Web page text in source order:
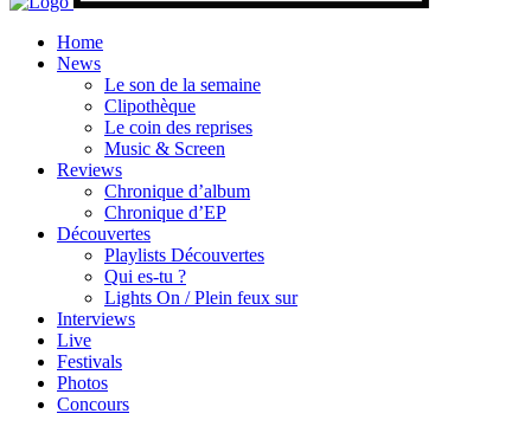
Home
News
Le son de la semaine
Clipothèque
Le coin des reprises
Music & Screen
Reviews
Chronique d’album
Chronique d’EP
Découvertes
Playlists Découvertes
Qui es-tu ?
Lights On / Plein feux sur
Interviews
Live
Festivals
Photos
Concours